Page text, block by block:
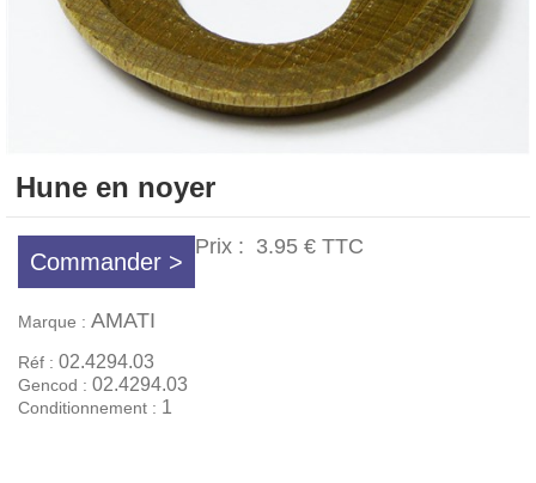
Hune en noyer
Commander >
Prix : 3.95 € TTC
Marque : AMATI
Réf : 02.4294.03
Gencod : 02.4294.03
Conditionnement : 1